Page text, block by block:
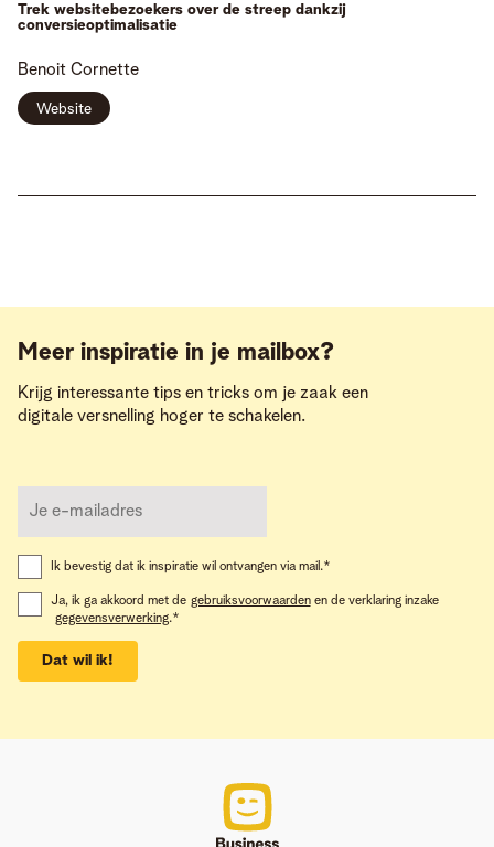
Trek websitebezoekers over de streep dankzij
conversieoptimalisatie
Benoit Cornette
Website
Meer inspiratie in je mailbox?
Krijg interessante tips en tricks om je zaak een
digitale versnelling hoger te schakelen.
Ik bevestig dat ik inspiratie wil ontvangen via mail.*
Ja, ik ga akkoord met de gebruiksvoorwaarden en de verklaring inzake
gegevensverwerking.*
Dat wil ik!